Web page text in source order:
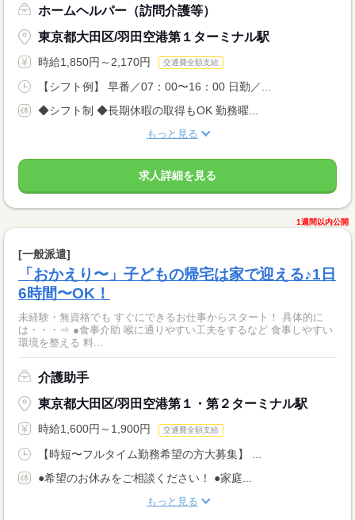
ホームヘルパー（訪問介護等）
東京都大田区/羽田空港第１ターミナル駅
時給1,850円～2,170円 交通費全額支給
【シフト例】 早番／07：00〜16：00 日勤／...
◆シフト制 ◆長期休暇の取得もOK 勤務曜...
もっと見る
求人詳細を見る
1週間以内公開
[一般派遣]
「おかえり〜」子どもの帰宅は家で迎える♪1日
6時間〜OK！
未経験・無資格でも すぐにできるお仕事からスタート！ 具体的に
は・・・⇒ ●食事介助 喉に通りやすい工夫をするなど 食事しやすい
環境を整える 料...
介護助手
東京都大田区/羽田空港第１・第２ターミナル駅
時給1,600円～1,900円 交通費全額支給
【時短〜フルタイム勤務希望の方大募集】 ...
●希望のお休みをご相談ください！ ●家庭...
もっと見る